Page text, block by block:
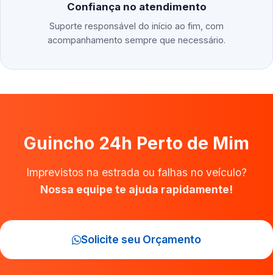
Confiança no atendimento
Suporte responsável do início ao fim, com
acompanhamento sempre que necessário.
Guincho 24h Perto de Mim
Imprevistos na estrada ou falhas no veículo?
Nossa equipe te ajuda rapidamente!
Solicite seu Orçamento